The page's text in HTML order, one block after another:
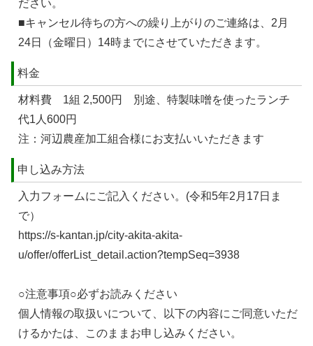
ださい。
■キャンセル待ちの方への繰り上がりのご連絡は、2月
24日（金曜日）14時までにさせていただきます。
料金
材料費 1組 2,500円 別途、特製味噌を使ったランチ
代1人600円
注：河辺農産加工組合様にお支払いいただきます
申し込み方法
入力フォームにご記入ください。(令和5年2月17日ま
で）
https://s-kantan.jp/city-akita-akita-
u/offer/offerList_detail.action?tempSeq=3938
○注意事項○必ずお読みください
個人情報の取扱いについて、以下の内容にご同意いただ
けるかたは、このままお申し込みください。